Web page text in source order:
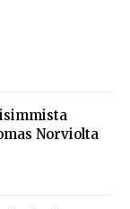
Norviolta